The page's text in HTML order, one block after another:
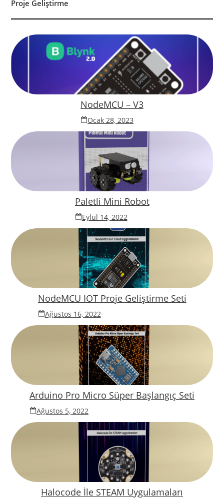
Proje Geliştirme
NodeMCU – V3
Ocak 28, 2023
Paletli Mini Robot
Eylül 14, 2022
NodeMCU IOT Proje Geliştirme Seti
Ağustos 16, 2022
Arduino Pro Micro Süper Başlangıç Seti
Ağustos 5, 2022
Halocode İle STEAM Uygulamaları